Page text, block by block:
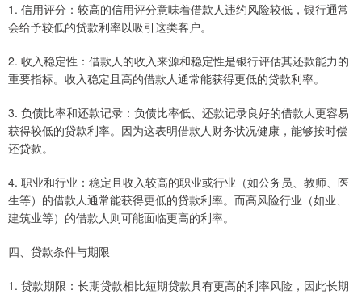
1. 信用评分：较高的信用评分意味着借款人违约风险较低，银行通常
会给予较低的贷款利率以吸引这类客户。
2. 收入稳定性：借款人的收入来源和稳定性是银行评估其还款能力的
重要指标。收入稳定且高的借款人通常能获得更低的贷款利率。
3. 负债比率和还款记录：负债比率低、还款记录良好的借款人更容易
获得较低的贷款利率。因为这表明借款人财务状况健康，能够按时偿
还贷款。
4. 职业和行业：稳定且收入较高的职业或行业（如公务员、教师、医
生等）的借款人通常能获得更低的贷款利率。而高风险行业（如业、
建筑业等）的借款人则可能面临更高的利率。
四、贷款条件与期限
1. 贷款期限：长期贷款相比短期贷款具有更高的利率风险，因此长期